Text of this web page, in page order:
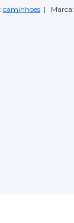
caminhoes | Marca: